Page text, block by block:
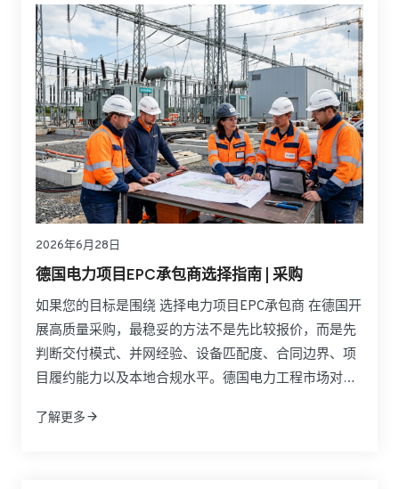
任边界。
2026年6月28日
德国电力项目EPC承包商选择指南 | 采购
如果您的目标是围绕 选择电力项目EPC承包商 在德国开
展高质量采购，最稳妥的方法不是先比较报价，而是先
判断交付模式、并网经验、设备匹配度、合同边界、项
目履约能力以及本地合规水平。德国电力工程市场对
能源并网、储能系统部署、电网升级、CE合规、调试文
了解更多